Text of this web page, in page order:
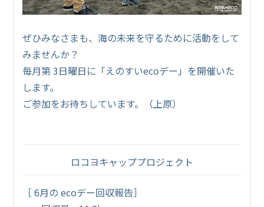
ぜひみなさまも、海の未来を守るために活動をして
みませんか？
毎月第 3日曜日に「えのすいecoデー」を開催いた
します。
ご参加をお待ちしています。（上原）
ロコヨキャッププロジェクト
［ 6月の ecoデー回収報告］